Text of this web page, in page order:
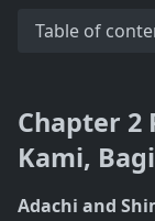
Table of
Chapter 2
Kami,
Adachi and